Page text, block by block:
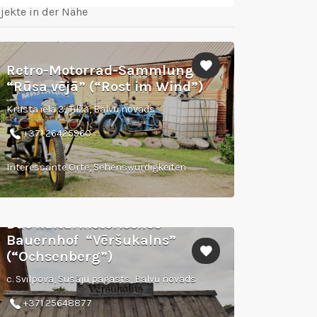
in der Nähe
Retro-Motorrad-Sammlung
“Rūsa vējā” (“Rost im Wind”)
Krasta iela 3, Tilža, Balvu novads
+371 26425960
Interessante Orte, Sehenswürdigkeiten
Das kulturhistorisches
Bauernhof “Vēršukalns”
(“Ochsenberg”)
c. Svilpova, Susāju pagasts, Balvu novads
+371 25648877